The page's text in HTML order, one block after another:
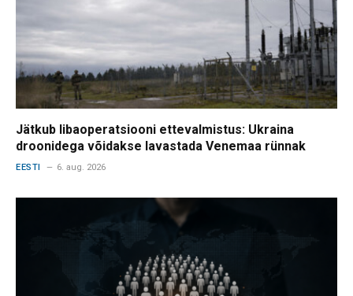
Jätkub libaoperatsiooni ettevalmistus: Ukraina
droonidega võidakse lavastada Venemaa rünnak
EESTI 6. aug. 2026